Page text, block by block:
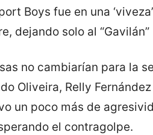
Boys fue en una
dejando solo al
no cambiarían para la
Oliveira, Relly
un poco más de
el contragolpe.